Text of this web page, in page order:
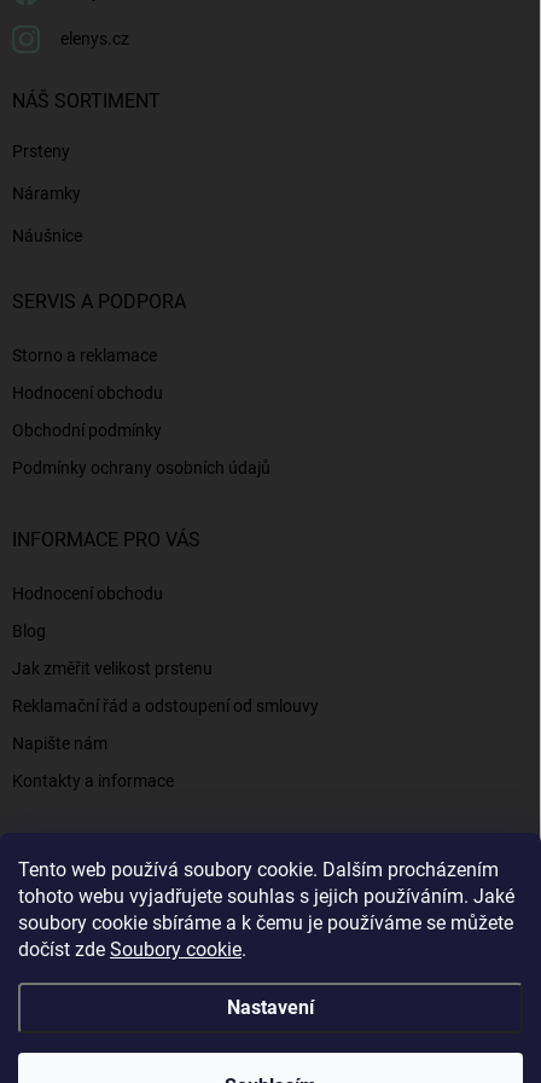
Tento web používá soubory cookie. Dalším procházením
tohoto webu vyjadřujete souhlas s jejich používáním. Jaké
soubory cookie sbíráme a k čemu je používáme se můžete
dočíst zde Soubory cookie.
Nastavení
elenys.cz
NÁŠ SORTIMENT
Prsteny
Náramky
Náušnice
SERVIS A PODPORA
Storno a reklamace
Hodnocení obchodu
Obchodní podmínky
Podmínky ochrany osobních údajů
INFORMACE PRO VÁS
Hodnocení obchodu
Blog
Jak změřit velikost prstenu
Reklamační řád a odstoupení od smlouvy
Napište nám
Kontakty a informace
Elenys.cz - šperky, kterým věříte už od roku 2016
Vytvořil Shoptet